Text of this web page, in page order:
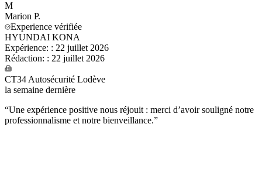
M
Marion P.
Experience vérifiée
HYUNDAI KONA
Expérience: : 22 juillet 2026
Rédaction: : 22 juillet 2026
CT34 Autosécurité Lodève
la semaine dernière
“Une expérience positive nous réjouit : merci d’avoir souligné notre
professionnalisme et notre bienveillance.”